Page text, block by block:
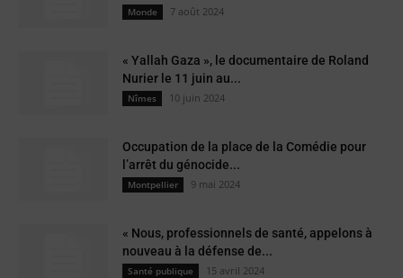
Monde 7 août 2024
« Yallah Gaza », le documentaire de Roland
Nurier le 11 juin au...
Nîmes 10 juin 2024
Occupation de la place de la Comédie pour
l’arrêt du génocide...
Montpellier 9 mai 2024
« Nous, professionnels de santé, appelons à
nouveau à la défense de...
Santé publique 15 avril 2024